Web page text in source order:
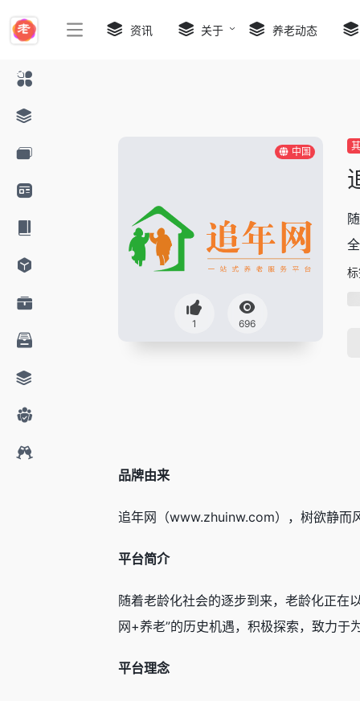
资讯 关于 养老动态
中国
1 696
品牌由来
追年网（www.zhuinw.com），树欲静而
平台简介
随着老龄化社会的逐步到来，老龄化正在
网+养老”的历史机遇，积极探索，致力
平台理念